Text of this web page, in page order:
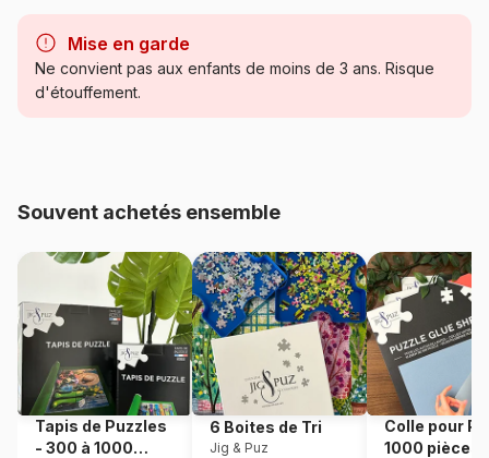
Catégorie Puzzles - Villes et Villages
Référence Schmidt-Spiele-58450
EAN 4001504584504
Nombre de pièces 1000 pièces
Dimensions 69 x 49 cm
Mise en garde
Ne convient pas aux enfants de moins de 3 ans. Risque
d'étouffement.
Souvent achetés ensemble
Tapis de Puzzles
- 300 à 1000
6 Boites de Tri
Jig & Puz
Colle pour
1000 pièces